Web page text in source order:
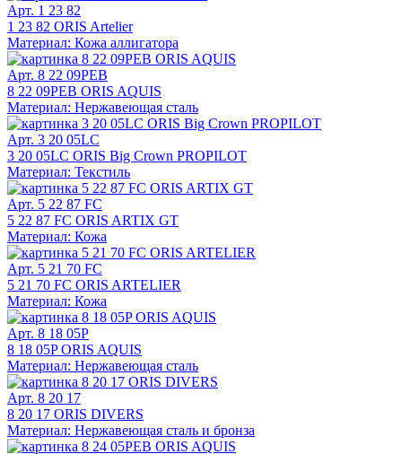
Арт. 1 23 82
1 23 82 ORIS Artelier
Материал: Кожа аллигатора
Арт. 8 22 09PEB
8 22 09PEB ORIS AQUIS
Материал: Нержавеющая сталь
Арт. 3 20 05LC
3 20 05LC ORIS Big Crown PROPILOT
Материал: Текстиль
Арт. 5 22 87 FC
5 22 87 FC ORIS ARTIX GT
Материал: Кожа
Арт. 5 21 70 FC
5 21 70 FC ORIS ARTELIER
Материал: Кожа
Арт. 8 18 05P
8 18 05P ORIS AQUIS
Материал: Нержавеющая сталь
Арт. 8 20 17
8 20 17 ORIS DIVERS
Материал: Нержавеющая сталь и бронза